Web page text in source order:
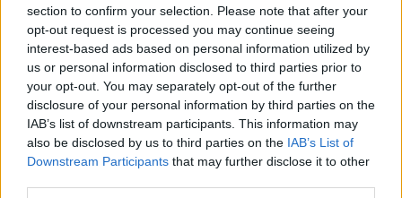
section to confirm your selection. Please note that after your
opt-out request is processed you may continue seeing
interest-based ads based on personal information utilized by
us or personal information disclosed to third parties prior to
your opt-out. You may separately opt-out of the further
disclosure of your personal information by third parties on the
IAB’s list of downstream participants. This information may
also be disclosed by us to third parties on the IAB’s List of
Downstream Participants that may further disclose it to other
[ΠΗΓΗ]
ΔΙΑΦΗΜΙΣΗ